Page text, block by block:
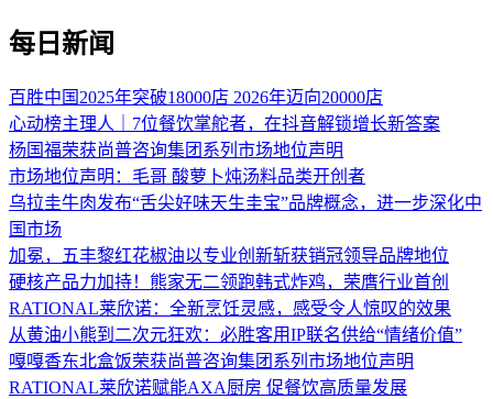
每日新闻
百胜中国2025年突破18000店 2026年迈向20000店
心动榜主理人｜7位餐饮掌舵者，在抖音解锁增长新答案
杨国福荣获尚普咨询集团系列市场地位声明
市场地位声明：毛哥 酸萝卜炖汤料品类开创者
乌拉圭牛肉发布“舌尖好味天生圭宝”品牌概念，进一步深化中
国市场
加冕，五丰黎红花椒油以专业创新斩获销冠领导品牌地位
硬核产品力加持！熊家无二领跑韩式炸鸡，荣膺行业首创
RATIONAL莱欣诺：全新烹饪灵感，感受令人惊叹的效果
从黄油小熊到二次元狂欢：必胜客用IP联名供给“情绪价值”
嘎嘎香东北盒饭荣获尚普咨询集团系列市场地位声明
RATIONAL莱欣诺赋能AXA厨房 促餐饮高质量发展